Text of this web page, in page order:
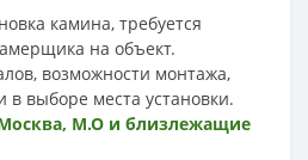
камина, требуется
на объект.
возможности монтажа,
выборе места установки.
М.О и близлежащие